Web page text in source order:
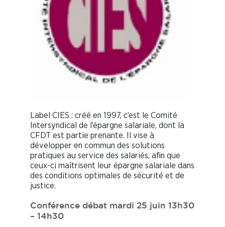
Label CIES : créé en 1997, c’est le Comité
Intersyndical de l’épargne salariale, dont la
CFDT est partie prenante. Il vise à
développer en commun des solutions
pratiques au service des salariés, afin que
ceux-ci maîtrisent leur épargne salariale dans
des conditions optimales de sécurité et de
justice.
Conférence débat mardi 25 juin 13h30
– 14h30